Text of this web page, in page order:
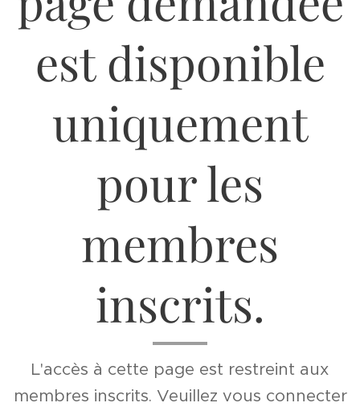
est disponible
uniquement
pour les
membres
inscrits.
L'accès à cette page est restreint aux
membres inscrits. Veuillez vous connecter